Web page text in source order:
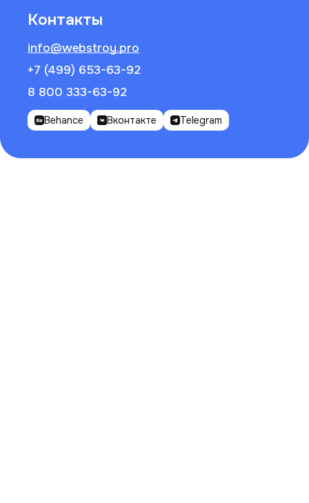
Контакты
info@webstroy.pro
+7 (499) 653-63-92
8 800 333-63-92
Behance Вконтакте Telegram